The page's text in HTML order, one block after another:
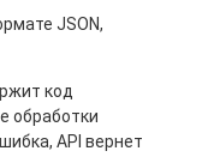
JSON,
код
обработки
API вернет